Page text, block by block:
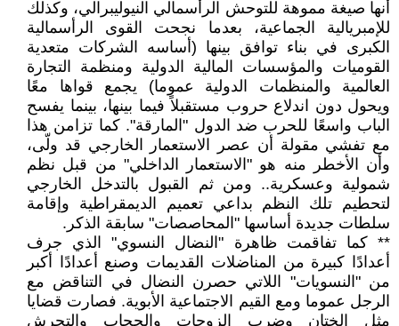
أنها صيغة مموهة للتوحش الرأسمالي النيوليبرالي، وكذلك
للإمبريالية الجماعية، بعدما نجحت القوى الرأسمالية
الكبرى في بناء توافق بينها (أساسه الشركات متعدية
القوميات والمؤسسات المالية الدولية ومنظمة التجارة
العالمية والمنظمات الدولية عموما) يجمع قواها معًا
ويحول دون اندلاع حروب مستقبلاً فيما بينها، بينما يفسح
الباب واسعًا للحرب ضد الدول "المارقة". كما تزامن هذا
مع تفشي مقولة أن عصر الاستعمار الخارجي قد ولّى،
وأن الأخطر منه هو "الاستعمار الداخلي" من قبل نظم
شمولية وعسكرية.. ومن ثم القبول بالتدخل الخارجي
لتحطيم تلك النظم بداعي تعميم الديمقراطية وإقامة
سلطات جديدة أساسها "المحاصصات" سابقة الذكر.
** كما تفاقمت ظاهرة "النضال النسوي" الذي جرف
أعدادًا كبيرة من المناضلات القديمات وصنع أعدادًا أكبر
من "النسويات" اللاتي حصرن النضال في التناقض مع
الرجل عموما ومع القيم الاجتماعية الأبوية. فصارت قضايا
مثل الختان وضرب الزوجات والحجاب والتحرش